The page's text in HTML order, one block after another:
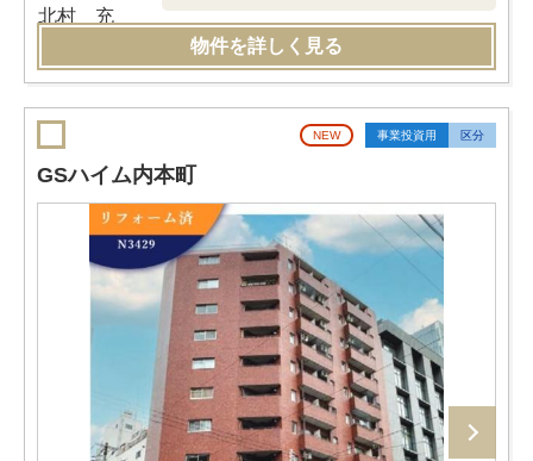
物件を詳しく見る
NEW 事業投資用 区分
GSハイム内本町